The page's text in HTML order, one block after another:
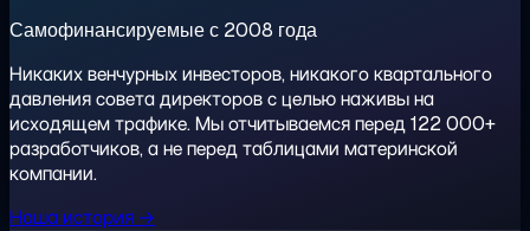
Самофинансируемые с 2008 года
Никаких венчурных инвесторов, никакого квартального
давления совета директоров с целью наживы на
исходящем трафике. Мы отчитываемся перед 122 000+
разработчиков, а не перед таблицами материнской
компании.
Наша история →